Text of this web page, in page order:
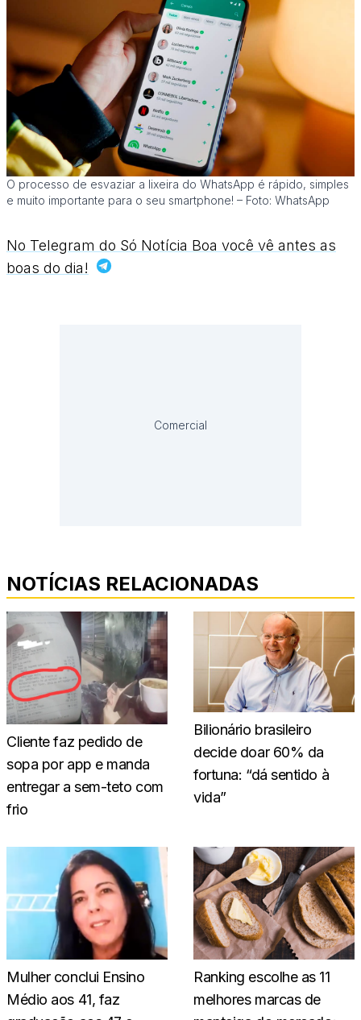
O processo de esvaziar a lixeira do WhatsApp é rápido, simples
e muito importante para o seu smartphone! – Foto: WhatsApp
No Telegram do Só Notícia Boa você vê antes as
boas do dia!
Comercial
NOTÍCIAS RELACIONADAS
Cliente faz pedido de
sopa por app e manda
entregar a sem-teto com
frio
Bilionário brasileiro
decide doar 60% da
fortuna: “dá sentido à
vida”
Mulher conclui Ensino
Médio aos 41, faz
Ranking escolhe as 11
melhores marcas de